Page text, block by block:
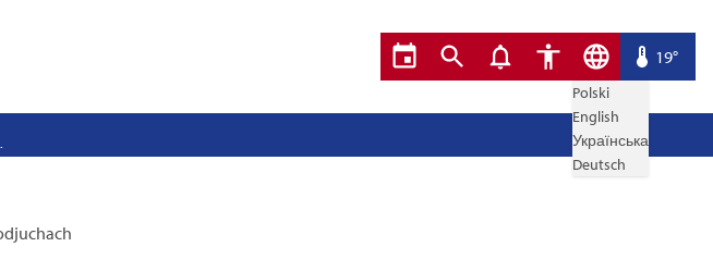
Polski
English
Українська
Deutsch
19°